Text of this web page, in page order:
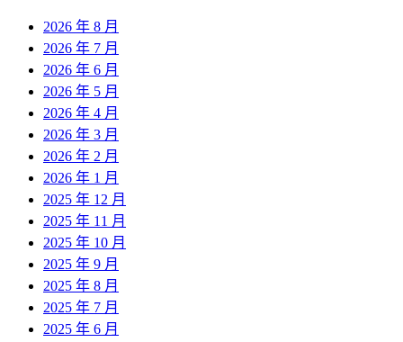
2026 年 8 月
2026 年 7 月
2026 年 6 月
2026 年 5 月
2026 年 4 月
2026 年 3 月
2026 年 2 月
2026 年 1 月
2025 年 12 月
2025 年 11 月
2025 年 10 月
2025 年 9 月
2025 年 8 月
2025 年 7 月
2025 年 6 月